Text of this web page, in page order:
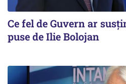
Ce fel de Guvern ar
puse de Ilie Bolojan